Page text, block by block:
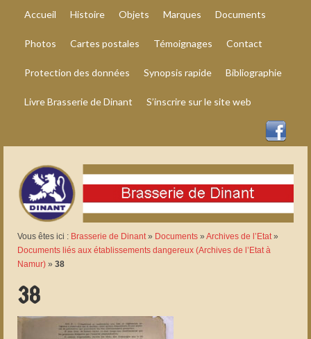
Accueil Histoire Objets Marques Documents
Photos Cartes postales Témoignages Contact
Protection des données Synopsis rapide Bibliographie
Livre Brasserie de Dinant S’inscrire sur le site web
Vous êtes ici : Brasserie de Dinant» Documents » Archives de l’Etat»
Documents liés aux établissements dangereux (Archives de l’Etat à
Namur) » 38
38